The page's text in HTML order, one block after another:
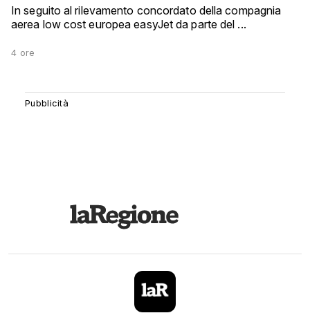
In seguito al rilevamento concordato della compagnia
aerea low cost europea easyJet da parte del ...
4 ore